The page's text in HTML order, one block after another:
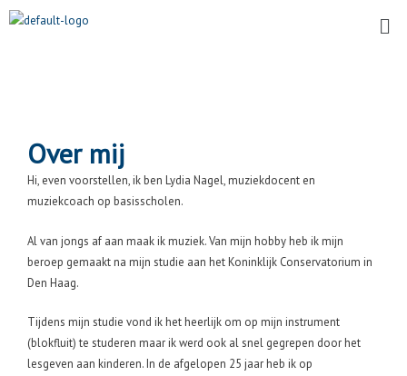
Ga
Over mij
Hi, even voorstellen, ik ben Lydia Nagel, muziekdocent en
muziekcoach op basisscholen.
Al van jongs af aan maak ik muziek. Van mijn hobby heb ik mijn
beroep gemaakt na mijn studie aan het Koninklijk Conservatorium in
Den Haag.
Tijdens mijn studie vond ik het heerlijk om op mijn instrument
(blokfluit) te studeren maar ik werd ook al snel gegrepen door het
lesgeven aan kinderen. In de afgelopen 25 jaar heb ik op